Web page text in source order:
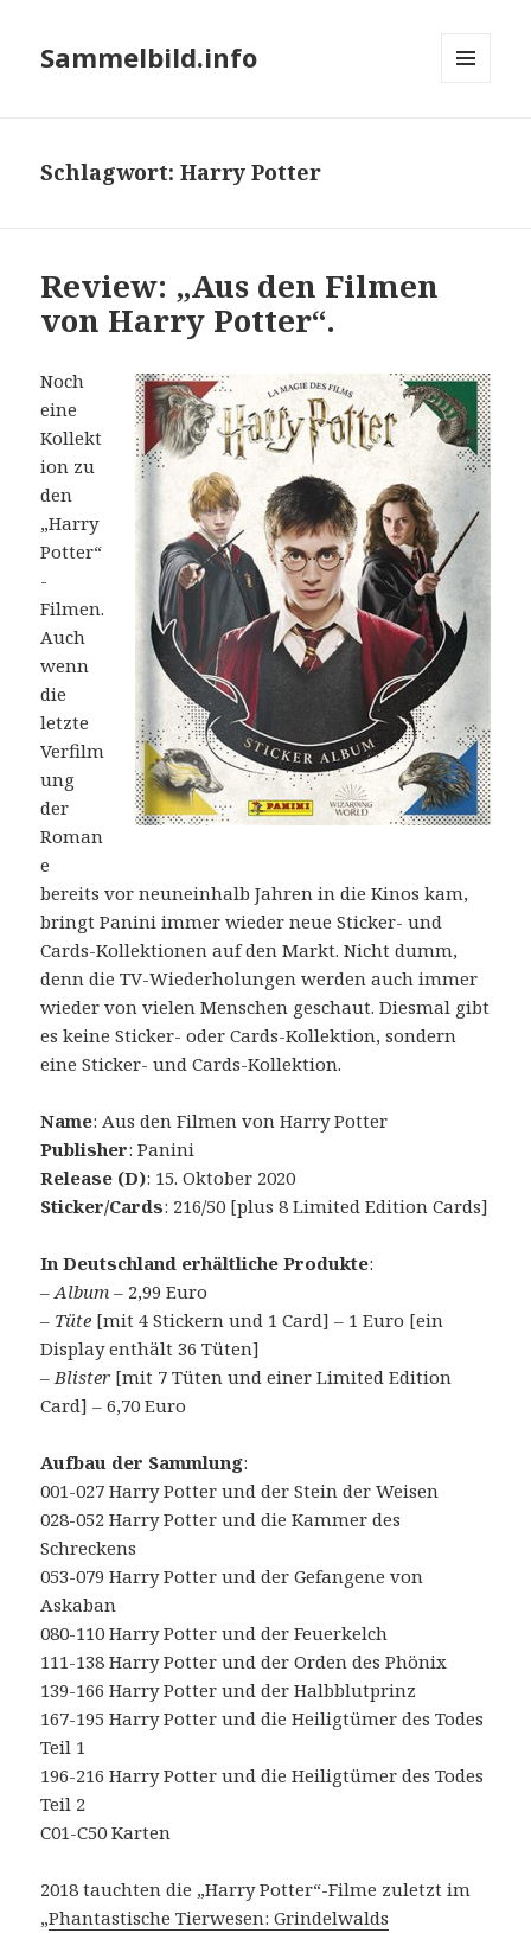
Sammelbild.info
Schlagwort:Harry Potter
Review: „Aus den Filmen
von Harry Potter“.
Noch
eine
Kollekt
ion zu
den
„Harry
Potter“
-
Filmen.
Auch
wenn
die
letzte
Verfilm
ung
der
Roman
e
bereits vor neuneinhalb Jahren in die Kinos kam,
bringt Panini immer wieder neue Sticker- und
Cards-Kollektionen auf den Markt. Nicht dumm,
denn die TV-Wiederholungen werden auch immer
wieder von vielen Menschen geschaut. Diesmal gibt
es keine Sticker- oder Cards-Kollektion, sondern
eine Sticker- und Cards-Kollektion.
Name: Aus den Filmen von Harry Potter
Publisher: Panini
Release (D): 15. Oktober 2020
Sticker/Cards: 216/50 [plus 8 Limited Edition Cards]
In Deutschland erhältliche Produkte:
–Album – 2,99 Euro
– Tüte [mit 4 Stickern und 1 Card] – 1 Euro [ein
Display enthält 36 Tüten]
–Blister [mit 7 Tüten und einer Limited Edition
Card] – 6,70 Euro
Aufbau der Sammlung:
001-027 Harry Potter und der Stein der Weisen
028-052 Harry Potter und die Kammer des
Schreckens
053-079 Harry Potter und der Gefangene von
Askaban
080-110 Harry Potter und der Feuerkelch
111-138 Harry Potter und der Orden des Phönix
139-166 Harry Potter und der Halbblutprinz
167-195 Harry Potter und die Heiligtümer des Todes
Teil 1
196-216 Harry Potter und die Heiligtümer des Todes
Teil 2
C01-C50 Karten
2018 tauchten die „Harry Potter“-Filme zuletzt im
„Phantastische Tierwesen: Grindelwalds